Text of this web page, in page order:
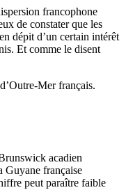
francophone
de constater que les
dépit d’un certain intérêt
Et comme le disent
Mer français.
acadien
Guyane française
peut paraître faible